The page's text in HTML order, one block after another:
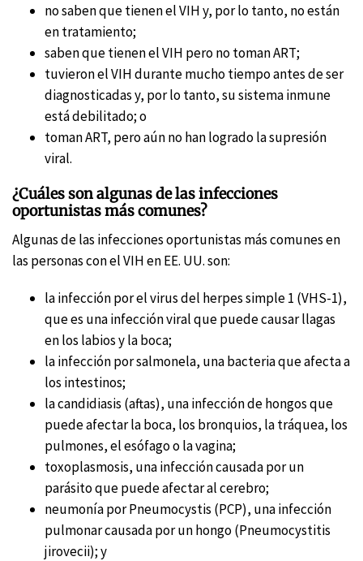
no saben que tienen el VIH y, por lo tanto, no están
en tratamiento;
saben que tienen el VIH pero no toman ART;
tuvieron el VIH durante mucho tiempo antes de ser
diagnosticadas y, por lo tanto, su sistema inmune
está debilitado; o
toman ART, pero aún no han logrado la supresión
viral.
¿Cuáles son algunas de las infecciones
oportunistas más comunes?
Algunas de las infecciones oportunistas más comunes en
las personas con el VIH en EE. UU. son:
la infección por el virus del herpes simple 1 (VHS-1),
que es una infección viral que puede causar llagas
en los labios y la boca;
la infección por salmonela, una bacteria que afecta a
los intestinos;
la candidiasis (aftas), una infección de hongos que
puede afectar la boca, los bronquios, la tráquea, los
pulmones, el esófago o la vagina;
toxoplasmosis, una infección causada por un
parásito que puede afectar al cerebro;
neumonía por Pneumocystis (PCP), una infección
pulmonar causada por un hongo (Pneumocystitis
jirovecii); y